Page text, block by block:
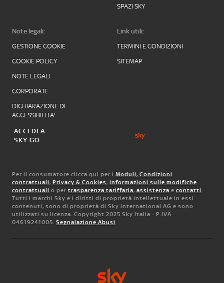
SPAZI SKY
Note legali:
GESTIONE COOKIE
COOKIE POLICY
NOTE LEGALI
CORPORATE
DICHIARAZIONE DI
ACCESSIBILITA'
Link utili:
TERMINI E CONDIZIONI
SITEMAP
ACCEDI A
SKY GO
Per il consumatore clicca qui per i Moduli, Condizioni
contrattuali, Privacy & Cookies, informazioni sulle modifiche
contrattuali o per trasparenza tariffaria, assistenza e contatti.
Tutti i marchi Sky e i diritti di proprietà intellettuale in essi
contenuti, sono di proprietà di Sky international AG e sono
utilizzati su licenza. Copyright 2025 Sky Italia - P.IVA
04619241005. Segnalazione Abusi